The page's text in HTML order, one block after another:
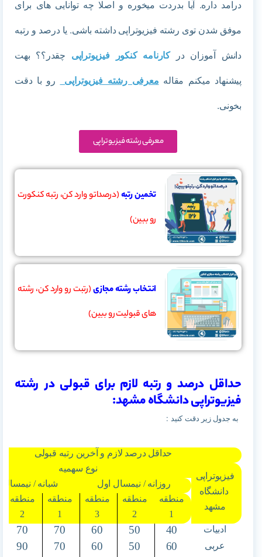
درامد داره. آیا بدردت میخوره و اصلا چه توانایی های برای
موفق شدن توی رشته فیزیوتراپی داشته باشی. یا درصد و رتبه
دانش آموزان درکارنامه کنکور فیزیوتراپی چقدر؟؟ بهت
پیشنهاد میکنم مقاله معرفی رشته فیزیوتراپی
رو با دقت
بخونی.
معرفی رشته فیزیوتراپی
تخمین رتبه(درصداتو وارد کن، رتبه کنکورت
رو ببین)
انتخاب رشته مجازی(رتبت رو وارد کن، رشته
های قبولیت رو ببین)
حداقل درصد و رتبه لازم برای قبولی در رشته
فیزیوتراپی دانشگاه مشهد:
به جدول زیر دقت کنید :
حداقل درصد لازم و آخرین رتبه قبولی
فیزیوتراپی
دانشگاه
مشهد
نوع سهمیه
روزانه / نیمسال اول
شبانه / نیمسال
منطقه
1
منطقه
2
منطقه
3
منطقه
1
منطقه
2
ادبیات
40
50
60
70
70
عربی 60
50
60
70
90